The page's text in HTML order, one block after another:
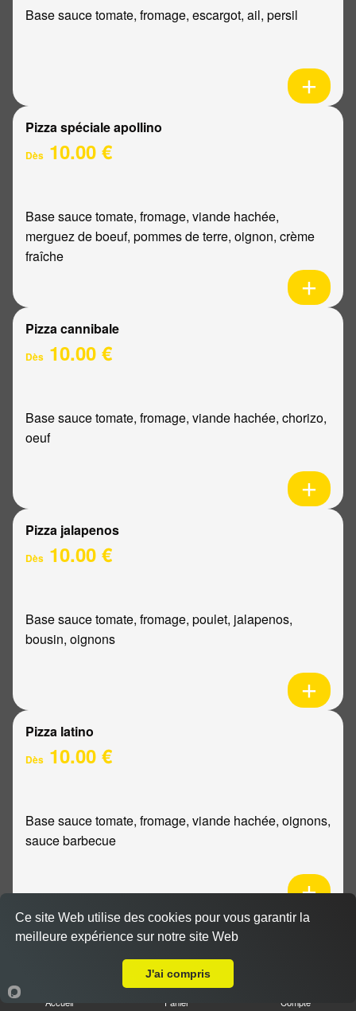
Base sauce tomate, fromage, escargot, ail, persil
Pizza spéciale apollino
Dès 10.00 €
Base sauce tomate, fromage, viande hachée,
merguez de boeuf, pommes de terre, oignon, crème
fraîche
Pizza cannibale
Dès 10.00 €
Base sauce tomate, fromage, viande hachée, chorizo,
oeuf
Pizza jalapenos
Dès 10.00 €
Base sauce tomate, fromage, poulet, jalapenos,
bousin, oignons
Pizza latino
Dès 10.00 €
Base sauce tomate, fromage, viande hachée, oignons,
sauce barbecue
Pizza mexicaine
Accueil Panier Compte
Ce site Web utilise des cookies pour vous garantir la
meilleure expérience sur notre site Web
J'ai compris